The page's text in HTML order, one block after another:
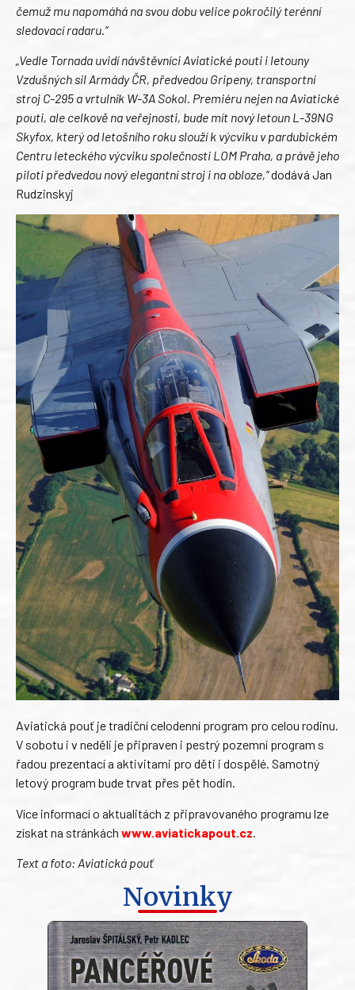
čemuž mu napomáhá na svou dobu velice pokročilý terénní
sledovací radaru.“
„Vedle Tornada uvidí návštěvníci Aviatické pouti i letouny
Vzdušných sil Armády ČR, předvedou Gripeny, transportní
stroj C-295 a vrtulník W-3A Sokol. Premiéru nejen na Aviatické
pouti, ale celkově na veřejnosti, bude mít nový letoun L-39NG
Skyfox, který od letošního roku slouží k výcviku v pardubickém
Centru leteckého výcviku společnosti LOM Praha, a právě jeho
piloti předvedou nový elegantní stroj i na obloze,“dodává Jan
Rudzinskyj
Aviatická pouť je tradiční celodenní program pro celou rodinu.
V sobotu i v neděli je připraven i pestrý pozemní program s
řadou prezentací a aktivitami pro děti i dospělé. Samotný
letový program bude trvat přes pět hodin.
Více informací o aktualitách z připravovaného programu lze
získat na stránkách www.aviatickapout.cz.
Text a foto: Aviatická pouť
Novinky